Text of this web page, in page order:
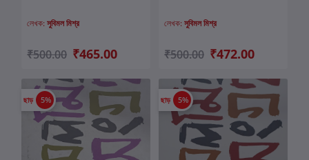
লেখক: সুবিমল মিশ্র
₹500.00 ₹465.00
লেখক: সুবিমল মিশ্র
₹500.00 ₹472.00
ছাড় 5% ছাড় 5%